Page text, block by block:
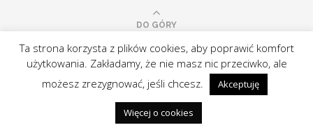
DO GÓRY
Ta strona korzysta z plików cookies, aby poprawić komfort
użytkowania. Zakładamy, że nie masz nic przeciwko, ale
możesz zrezygnować, jeśli chcesz.
Akceptuję
Więcej o cookies